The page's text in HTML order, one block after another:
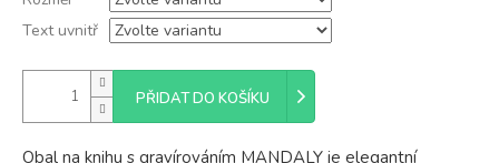
Text uvnitř
PŘIDAT DO KOŠÍKU
Obal na knihu s gravírováním MANDALY je elegantní